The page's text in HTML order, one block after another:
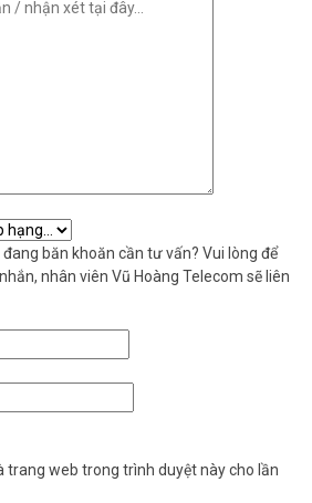
đang băn khoăn cần tư vấn? Vui lòng để
nhân viên Vũ Hoàng Telecom sẽ liên
trang web trong trình duyệt này cho lần